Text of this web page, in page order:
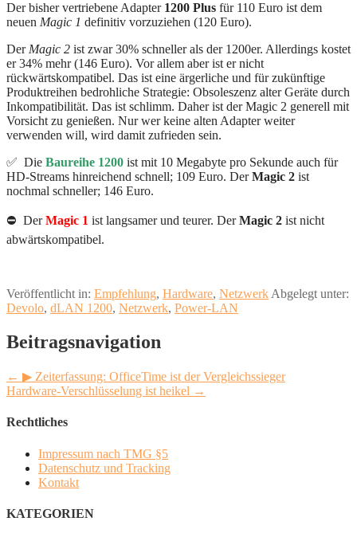
Der bisher vertriebene Adapter 1200 Plus für 110 Euro ist dem
neuen Magic 1 definitiv vorzuziehen (120 Euro).
Der Magic 2 ist zwar 30% schneller als der 1200er. Allerdings kostet
er 34% mehr (146 Euro). Vor allem aber ist er nicht
rückwärtskompatibel. Das ist eine ärgerliche und für zukünftige
Produktreihen bedrohliche Strategie: Obsoleszenz alter Geräte durch
Inkompatibilität. Das ist schlimm. Daher ist der Magic 2 generell mit
Vorsicht zu genießen. Nur wer keine alten Adapter weiter
verwenden will, wird damit zufrieden sein.
✅ Die Baureihe 1200 ist mit 10 Megabyte pro Sekunde auch für
HD-Streams hinreichend schnell; 109 Euro. DerMagic 2 ist
nochmal schneller; 146 Euro.
⛔️ DerMagic 1 ist langsamer und teurer. DerMagic 2 ist nicht
abwärtskompatibel.
Veröffentlicht in: Empfehlung, Hardware, Netzwerk Abgelegt unter:
Devolo, dLAN 1200, Netzwerk, Power-LAN
Beitragsnavigation
← ▶︎ Zeiterfassung: OfficeTime ist der Vergleichssieger
Hardware-Verschlüsselung ist heikel →
Rechtliches
Impressum nach TMG §5
Datenschutz und Tracking
Kontakt
KATEGORIEN